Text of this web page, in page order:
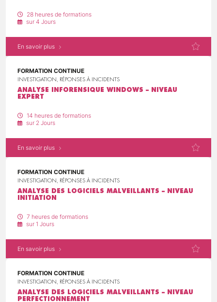
28 heures de formations
sur 4 Jours
En savoir plus
FORMATION CONTINUE
INVESTIGATION, RÉPONSES À INCIDENTS
ANALYSE INFORENSIQUE WINDOWS – NIVEAU
EXPERT
14 heures de formations
sur 2 Jours
En savoir plus
FORMATION CONTINUE
INVESTIGATION, RÉPONSES À INCIDENTS
ANALYSE DES LOGICIELS MALVEILLANTS – NIVEAU
INITIATION
7 heures de formations
sur 1 Jours
En savoir plus
FORMATION CONTINUE
INVESTIGATION, RÉPONSES À INCIDENTS
ANALYSE DES LOGICIELS MALVEILLANTS – NIVEAU
PERFECTIONNEMENT